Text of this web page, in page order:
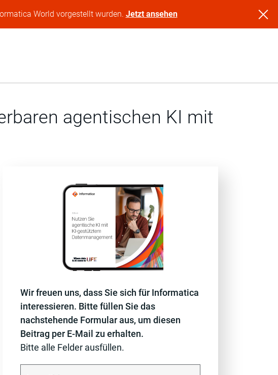
World vorgestellt wurden. Jetzt ansehen
agentischen KI mit
Wir freuen uns, dass Sie sich für Informatica
interessieren. Bitte füllen Sie das
nachstehende Formular aus, um diesen
Beitrag per E-Mail zu erhalten.
Bitte alle Felder ausfüllen.